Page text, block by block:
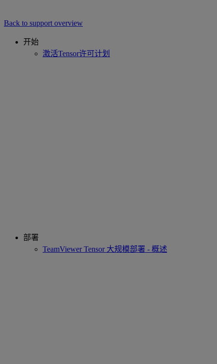
Back to support overview
开始
激活Tensor许可计划
部署
TeamViewer Tensor 大规模部署 - 概述